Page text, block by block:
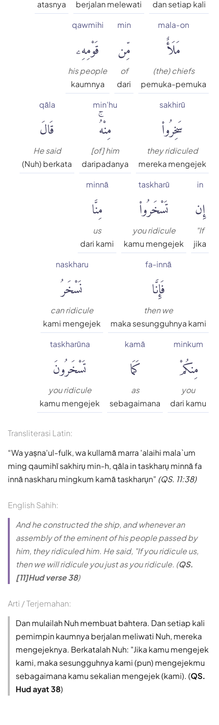
dan setiap kali
berjalan melewati
atasnya
mala-on
مَلَأٌ
(the) chiefs
pemuka-pemuka
min
مِّن
of
dari
qawmihi
قَوْمِهِۦ
his people
kaumnya
sakhirū
سَخِرُوا۟
they ridiculed
mereka mengejek
min'hu
مِنْهُۚ
[of] him
daripadanya
qāla
قَالَ
He said
(Nuh) berkata
in
إِن
"If
jika
taskharū
تَسْخَرُوا۟
you ridicule
kamu mengejek
minnā
مِنَّا
us
dari kami
fa-innā
فَإِنَّا
then we
maka sesungguhnya kami
naskharu
نَسْخَرُ
can ridicule
kami mengejek
minkum
مِنكُمْ
you
dari kamu
kamā
كَمَا
as
sebagaimana
taskharūna
تَسْخَرُونَ
you ridicule
kamu mengejek
Transliterasi Latin:
Wa yaṣna'ul-fulk, wa kullamā marra 'alaihi mala`um
ming qaumihī sakhirụ min-h, qāla in taskharụ minnā fa
innā naskharu mingkum kamā taskharụn (QS. 11:38)
English Sahih:
And he constructed the ship, and whenever an
assembly of the eminent of his people passed by
him, they ridiculed him. He said, "If you ridicule us,
then we will ridicule you just as you ridicule. (QS.
[11]Hud verse 38)
Arti / Terjemahan:
Dan mulailah Nuh membuat bahtera. Dan setiap kali
pemimpin kaumnya berjalan meliwati Nuh, mereka
mengejeknya. Berkatalah Nuh: "Jika kamu mengejek
kami, maka sesungguhnya kami (pun) mengejekmu
sebagaimana kamu sekalian mengejek (kami). (QS.
Hud ayat 38)